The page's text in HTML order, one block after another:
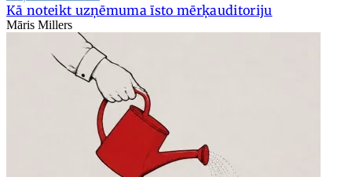
Kā noteikt uzņēmuma īsto mērķauditoriju
Māris Millers